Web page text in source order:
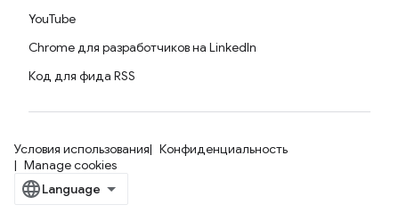
YouTube
Chrome для разработчиков на LinkedIn
Код для фида RSS
Условия использования
Конфиденциальность
Manage cookies